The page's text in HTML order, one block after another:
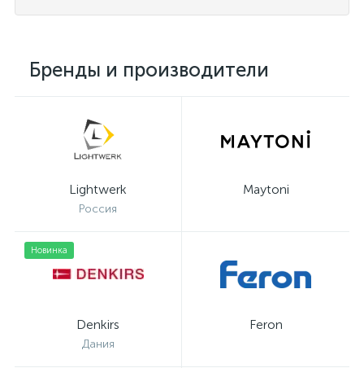
Бренды и производители
Lightwerk
Россия
Maytoni
Новинка
Denkirs
Дания
Feron